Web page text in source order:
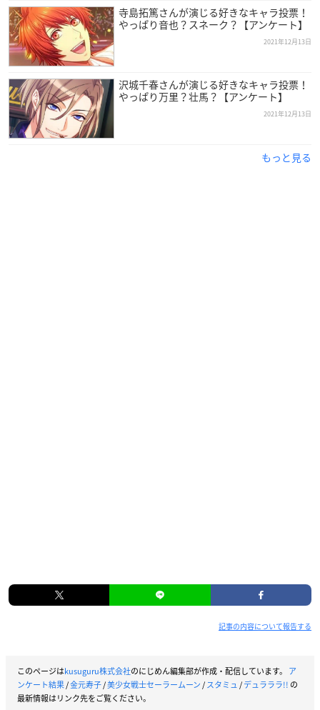
金元さんは岡山県出身で現在ぷろだくしょんバオバブに所属し
ており、今年で34歳を迎えます。
「ヒカルの碁」で塔矢アキラを演じていた小林沙苗さんに憧れ
たことが、声優を目指すきっかけとなった金元さん。
高校卒業後は専門学校・養成所を経て、2010年から声優として
本格的に活動を開始しました。
寺島拓篤さんが演じる好きなキャラ投票！
やっぱり音也？スネーク？【アンケート】
2021年12月13日
沢城千春さんが演じる好きなキャラ投票！
やっぱり万里？壮馬？【アンケート】
2021年12月13日
もっと見る
記事の内容について報告する
このページはkusuguru株式会社のにじめん編集部が作成・配信しています。 ア
ンケート結果/金元寿子/美少女戦士セーラームーン/スタミュ/デュラララ!! の
最新情報はリンク先をご覧ください。